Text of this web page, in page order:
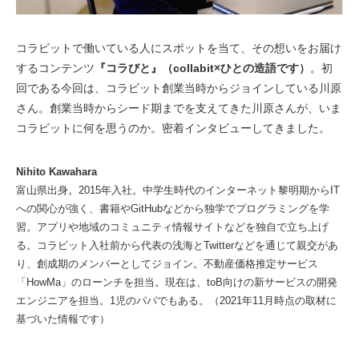
コラビットで働いている人にスポットを当て、その想いをお届け
するコンテンツ 『コラびと』（collabit×ひとの造語です）
。初
回である今回は、コラビット創業当時からジョインしている川原
さん。創業当時からシード期までを支えてきた川原さんが、いま
コラビットに何を思うのか。密着インタビューしてきました。
Nihito Kawahara
富山県出身。2015年入社。中学生時代のインターネット黎明期からIT
への関心が強く、書籍やGitHubなどから独学でプログラミングを学
習。アプリや地域のコミュニティ情報サイトなどを独自で立ち上げ
る。コラビット入社前から代表の浅海とTwitterなどを通じて親交があ
り、創成期のメンバーとしてジョイン。不動産価格推定サービス
「HowMa」のローンチを担当。現在は、toB向けの新サービスの開発
エンジニアを担当。1児のパパでもある。（2021年11月時点の取材に
基づいた情報です）